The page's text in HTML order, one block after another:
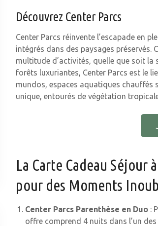
Découvrez Center Parcs
Center Parcs réinvente l’escapade en
intégrés dans des paysages préservés.
multitude d’activités, quelle que soit
forêts luxuriantes, Center Parcs est le
mundos, espaces aquatiques chauffés
unique, entourés de végétation
La Carte Cadeau Séjour
pour des Moments
Center Parcs Parenthèse en Duo:
offre comprend 4 nuits dans l’un